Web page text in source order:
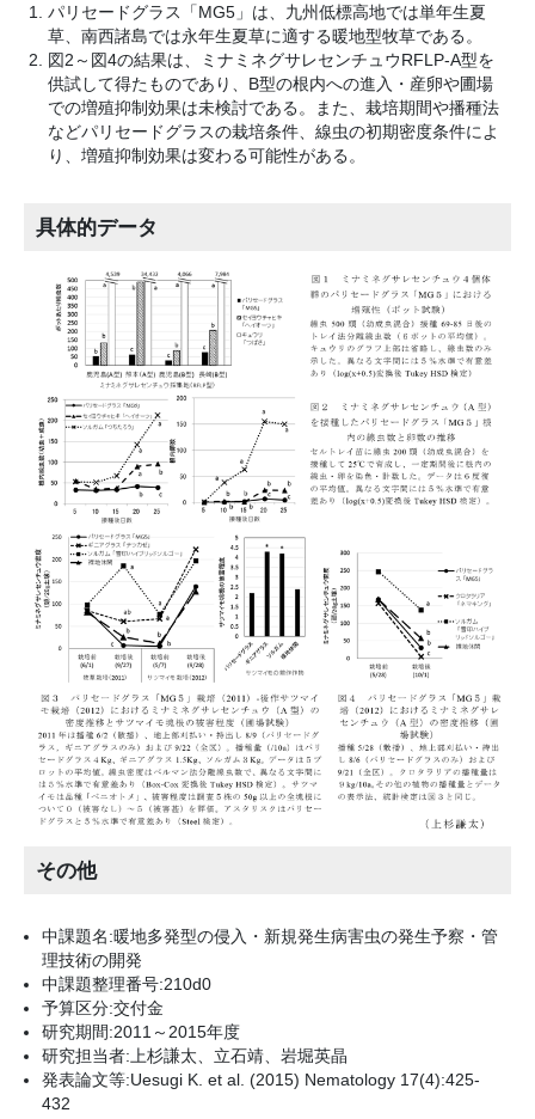
パリセードグラス「MG5」は、九州低標高地では単年生夏
草、南西諸島では永年生夏草に適する暖地型牧草である。
図2～図4の結果は、ミナミネグサレセンチュウRFLP-A型を
供試して得たものであり、B型の根内への進入・産卵や圃場
での増殖抑制効果は未検討である。また、栽培期間や播種法
などパリセードグラスの栽培条件、線虫の初期密度条件によ
り、増殖抑制効果は変わる可能性がある。
具体的データ
その他
中課題名:暖地多発型の侵入・新規発生病害虫の発生予察・管
理技術の開発
中課題整理番号:210d0
予算区分:交付金
研究期間:2011～2015年度
研究担当者:上杉謙太、立石靖、岩堀英晶
発表論文等:Uesugi K. et al. (2015) Nematology 17(4):425-
432